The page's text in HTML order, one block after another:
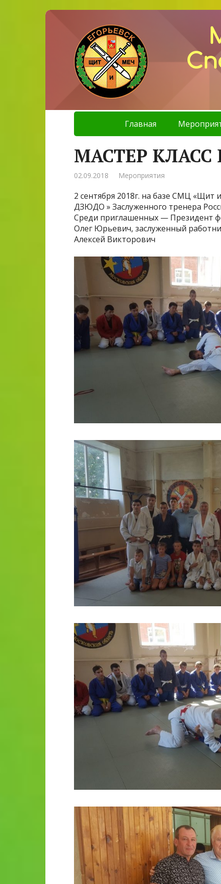
Главная
МАСТЕР
02.09.2018 Мероприятия
2 сентября 2018г. на базе СМЦ
ДЗЮДО » Заслуженного тренера
Среди приглашенных — Президент
Олег Юрьевич, заслуженный
Алексей Викторович